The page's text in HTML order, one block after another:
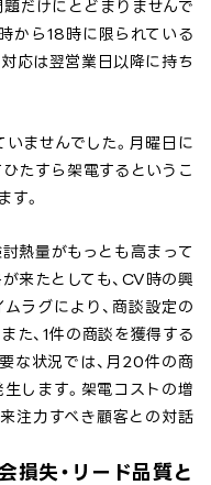
だけにとどまりませんで
から18時に限られている
応は翌営業日以降に持ち
ませんでした。月曜日に
たすら架電するというこ
す。
熱量がもっとも高まって
来たとしても、CV時の興
ラグにより、商談設定の
た、1件の商談を獲得する
な状況では、月20件の商
します。架電コストの増
注力すべき顧客との対話
損失・リード品質と